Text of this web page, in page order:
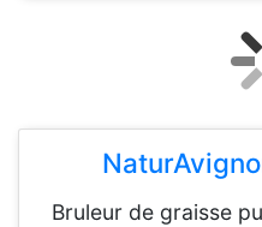
Bruleur de graisse